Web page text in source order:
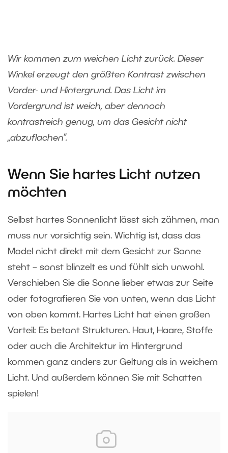
Wir kommen zum weichen Licht zurück. Dieser
Winkel erzeugt den größten Kontrast zwischen
Vorder- und Hintergrund. Das Licht im
Vordergrund ist weich, aber dennoch
kontrastreich genug, um das Gesicht nicht
„abzuflachen”.
Wenn Sie hartes Licht nutzen
möchten
Selbst hartes Sonnenlicht lässt sich zähmen, man
muss nur vorsichtig sein. Wichtig ist, dass das
Model nicht direkt mit dem Gesicht zur Sonne
steht – sonst blinzelt es und fühlt sich unwohl.
Verschieben Sie die Sonne lieber etwas zur Seite
oder fotografieren Sie von unten, wenn das Licht
von oben kommt. Hartes Licht hat einen großen
Vorteil: Es betont Strukturen. Haut, Haare, Stoffe
oder auch die Architektur im Hintergrund
kommen ganz anders zur Geltung als in weichem
Licht. Und außerdem können Sie mit Schatten
spielen!